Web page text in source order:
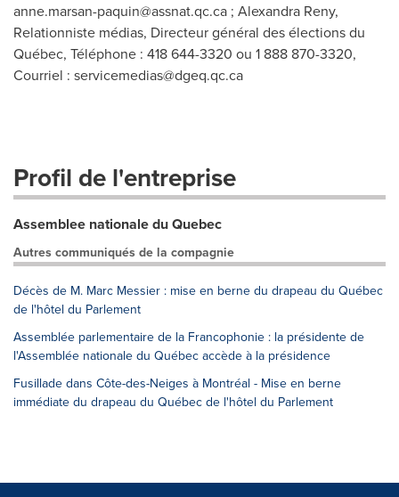
anne.marsan-paquin@assnat.qc.ca ; Alexandra Reny,
Relationniste médias, Directeur général des élections du
Québec, Téléphone : 418 644-3320 ou 1 888 870-3320,
Courriel : servicemedias@dgeq.qc.ca
Profil de l'entreprise
Assemblee nationale du Quebec
Autres communiqués de la compagnie
Décès de M. Marc Messier : mise en berne du drapeau du Québec
de l'hôtel du Parlement
Assemblée parlementaire de la Francophonie : la présidente de
l'Assemblée nationale du Québec accède à la présidence
Fusillade dans Côte-des-Neiges à Montréal - Mise en berne
immédiate du drapeau du Québec de l'hôtel du Parlement